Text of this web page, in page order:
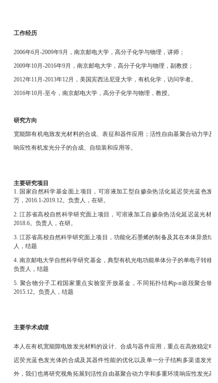
工作经历
2006年6月-2009年9月，南京邮电大学，高分子化学与物理，讲师；
2009年10月-2016年9月，南京邮电大学，高分子化学与物理，副教授；
2012年1 1月-2013年12月，美国宾西法尼亚大学，有机化学，访问学者。
2016年10月-至今，南京邮电大学，高分子化学与物理，教授。
研究方向
宽能隙有机电致发光材料的合成、表征和器件应用；活性自由基聚合动力学
响应性有机发光分子的合成、自组装和应用等。
主要研究项目
1
. 国家自然科学基金面上项目，可溶液加工型自掺杂热活化延迟荧光蓝色发
万，2016.1-2019.12。负责人，在研。
2. 江苏省高校自然科学研究面上项目，可溶液加工自掺杂热活化延迟蓝光材
2018.6。负责人，在研。
3. 江苏省高校自然科学研究面上项目，功能化石墨烯的制备及其在本体异质结
人，结题
4. 南京邮电大学自然科学研究基金，典型有机光电功能单体分子的单电子转移
负责人，结题
5. 聚合物分子工程国家重点实验室开放基金，不同拓扑结构p-n嵌段聚合物
2015.12。负责人，结题
主要学术成绩
本人在有机宽能隙电致发光材料的设计、合成与器件应用，重点在高效稳定
迟荧光蓝色发光体的合成及其器件性能的优化以及单一分子结构多渠道发光
外，我们也将研究视角拓展到活性自由基聚合动力学和多重环境响应性发光